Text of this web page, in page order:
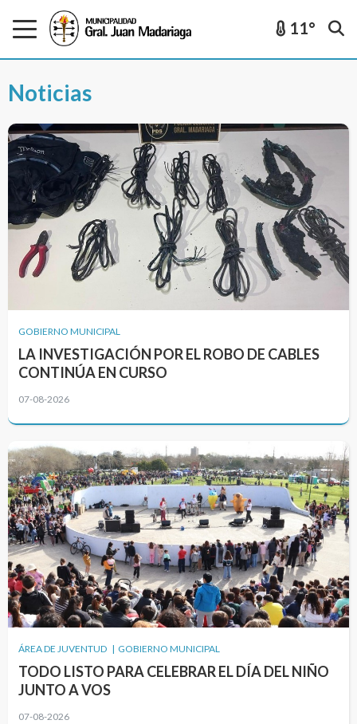
11°
Noticias
GOBIERNO MUNICIPAL
LA INVESTIGACIÓN POR EL ROBO DE CABLES
CONTINÚA EN CURSO
07-08-2026
ÁREA DE JUVENTUD | GOBIERNO MUNICIPAL
TODO LISTO PARA CELEBRAR EL DÍA DEL NIÑO
JUNTO A VOS
07-08-2026